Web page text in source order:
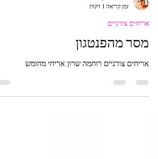
זמן קריאה 1 דקות
אריחים צורניים
מסר מהפנטגון
אריחים צורניים רוחמה שרון אריחי מחומש